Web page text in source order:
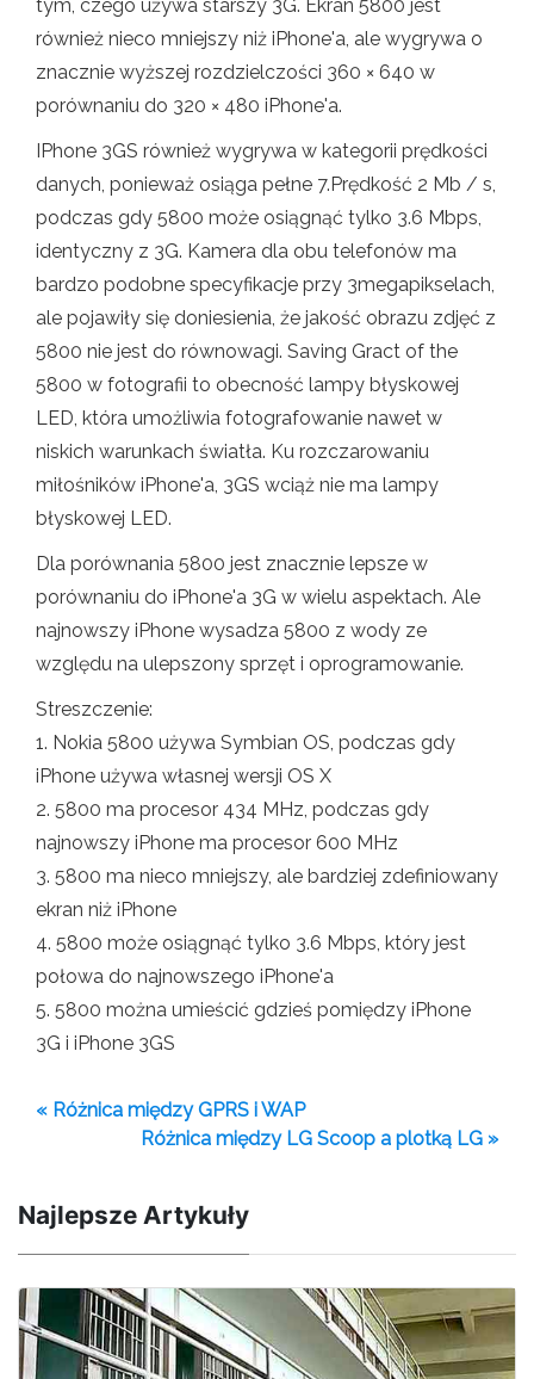
tym, czego używa starszy 3G. Ekran 5800 jest
również nieco mniejszy niż iPhone'a, ale wygrywa o
znacznie wyższej rozdzielczości 360 × 640 w
porównaniu do 320 × 480 iPhone'a.
IPhone 3GS również wygrywa w kategorii prędkości
danych, ponieważ osiąga pełne 7.Prędkość 2 Mb / s,
podczas gdy 5800 może osiągnąć tylko 3.6 Mbps,
identyczny z 3G. Kamera dla obu telefonów ma
bardzo podobne specyfikacje przy 3megapikselach,
ale pojawiły się doniesienia, że ​​jakość obrazu zdjęć z
5800 nie jest do równowagi. Saving Gract of the
5800 w fotografii to obecność lampy błyskowej
LED, która umożliwia fotografowanie nawet w
niskich warunkach światła. Ku rozczarowaniu
miłośników iPhone'a, 3GS wciąż nie ma lampy
błyskowej LED.
Dla porównania 5800 jest znacznie lepsze w
porównaniu do iPhone'a 3G w wielu aspektach. Ale
najnowszy iPhone wysadza 5800 z wody ze
względu na ulepszony sprzęt i oprogramowanie.
Streszczenie:
1. Nokia 5800 używa Symbian OS, podczas gdy
iPhone używa własnej wersji OS X
2. 5800 ma procesor 434 MHz, podczas gdy
najnowszy iPhone ma procesor 600 MHz
3. 5800 ma nieco mniejszy, ale bardziej zdefiniowany
ekran niż iPhone
4. 5800 może osiągnąć tylko 3.6 Mbps, który jest
połowa do najnowszego iPhone'a
5. 5800 można umieścić gdzieś pomiędzy iPhone
3G i iPhone 3GS
« Różnica między GPRS i WAP
Różnica między LG Scoop a plotką LG »
Najlepsze Artykuły